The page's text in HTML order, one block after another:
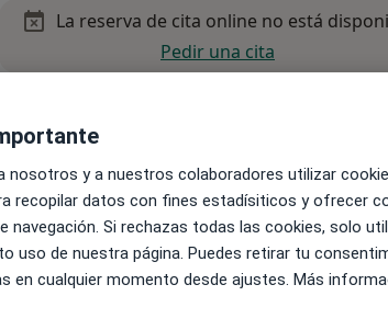
La reserva de cita online no está
Pedir una cita
nosotros y a nuestros colaboradores utilizar
recopilar datos con fines estadísiticos y ofrecer
navegación. Si rechazas todas las cookies, solo
uso de nuestra página. Puedes retirar tu
en cualquier momento desde ajustes. Más